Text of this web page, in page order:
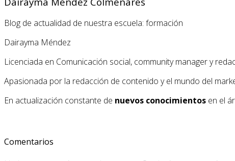
Blog de actualidad de nuestra escuela: formación
Dairayma Méndez
Licenciada en Comunicación social, community manager y
Apasionada por la redacción de contenido y el mundo del
En actualización constante de nuevos conocimientos en el
Comentarios